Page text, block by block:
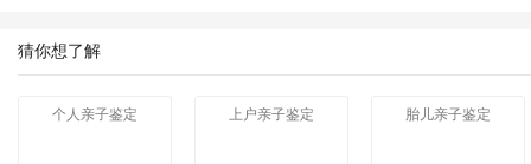
猜你想了解
个人亲子鉴定 上户亲子鉴定 胎儿亲子鉴定